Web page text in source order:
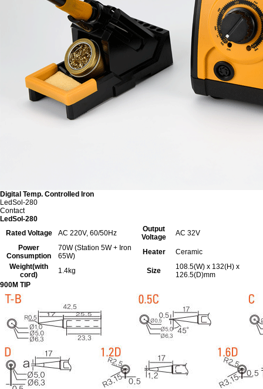
Digital Temp. Controlled Iron
LedSol-280
Contact
LedSol-280
Rated Voltage
AC 220V, 60/50Hz
Output
Voltage
AC 32V
Power
Consumption
70W (Station 5W + Iron
65W)
Heater
Ceramic
Weight(with
cord)
1.4kg Size
108.5(W) x 132(H) x
126.5(D)mm
900M TIP